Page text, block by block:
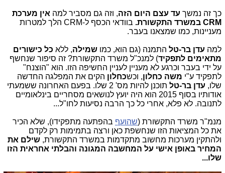
כך זה נמשך עד עצם היום הזה, וזה גם מסביר למה אין מערכת
CRM במשרד התקשורת.
בוודאי הכסף ל-CRM הלך למטרות
מעניינות, כמו שמצאנו בעבר.
למה עדן בר-טל התמנה (גם הוא, כמו שמילה, ללא כל כישורים
מתאימים לתפקיד) למנכ"ל משרד התקשורת? זה סיפור שנחשף
על ידי בעבר וכרגע לא מעניין לעניין החשיפה הזו. הוא "הוצנח"
לתפקיד ע"י משה כחלון, וכשכחלון הקים את המפלגה החדשה
שלו, עדן בר-טל
תוכנן להיות מס' 2 שלו. בפעם האחרונה ששמעתי
אודותיו בסוף 2015 הוא היה יועץ לנושאים מסחריים בינלאומיים
לתנובה. לא פלא, אחרי כל כך הרבה נסיעות לחו"ל...
מנמ"ר משרד התקשורת (שהועף בהפתעה מתפקידו), שלא הכיר
את כל המציאות הזו שנחשפת כאן ורצה בתמימות רק לקדם
ולהתקין מערכות מחשוב מתקדמות במשרד התקשורת, שילם את
המחיר באופן אישי על המחשבה המגונה והבלתי אחראית הזו
שלו...